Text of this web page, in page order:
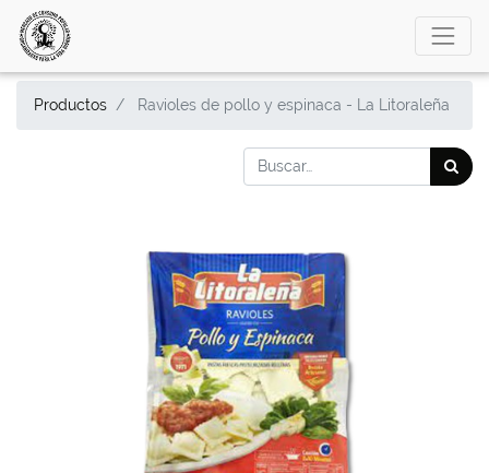
Productos Ravioles de pollo y espinaca - La Litoraleña